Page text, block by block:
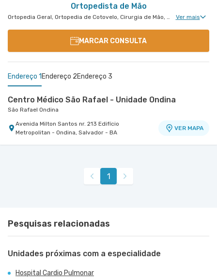
Ortopedista de Mão
Ortopedia Geral, Ortopedia de Cotovelo, Cirurgia de Mão, Ortopedia de Punho, Cirurgia de Punho Ver mais
MARCAR CONSULTA
Endereço 1 Endereço 2Endereço 3
Centro Médico São Rafael - Unidade Ondina
São Rafael Ondina
Avenida Milton Santos nr. 213 Edifício
Metropolitan - Ondina, Salvador - BA
VER MAPA
Centro Médico - Cardio Pulmonar
Rua Ponciano Oliveira nr. 157 - Federacao,
Centro Médico Aeroporto - Unidade Santos Dumont
Avenida Santos Dumont nr. 2028 - Centro, Lauro
1
Pesquisas relacionadas
Unidades próximas com a especialidade
Hospital Cardio Pulmonar